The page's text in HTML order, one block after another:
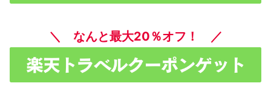
＼ なんと最大20％オフ！ ／